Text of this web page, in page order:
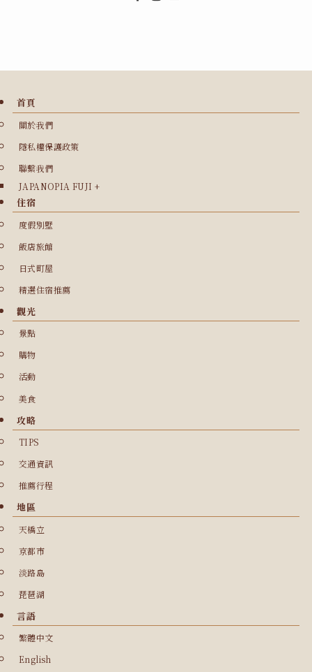
首頁
關於我們
隱私權保護政策
聯繫我們
JAPANOPIA FUJI +
住宿
度假別墅
飯店旅館
日式町屋
精選住宿推薦
觀光
景點
購物
活動
美食
攻略
TIPS
交通資訊
推薦行程
地區
天橋立
京都市
淡路島
琵琶湖
言語
繁體中文
English